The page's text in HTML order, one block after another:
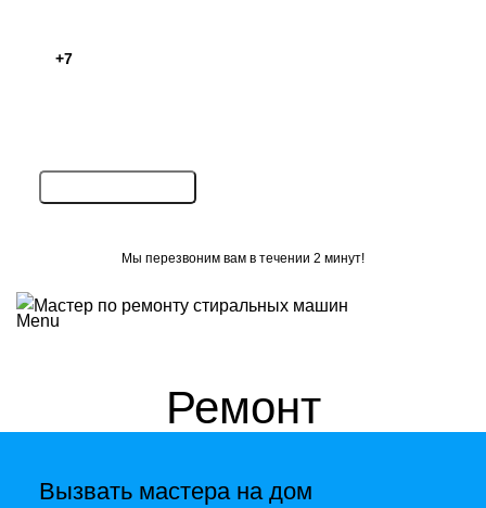
Мы перезвоним вам в течении 2 минут!
Menu
Ремонт
Вызвать мастера на дом